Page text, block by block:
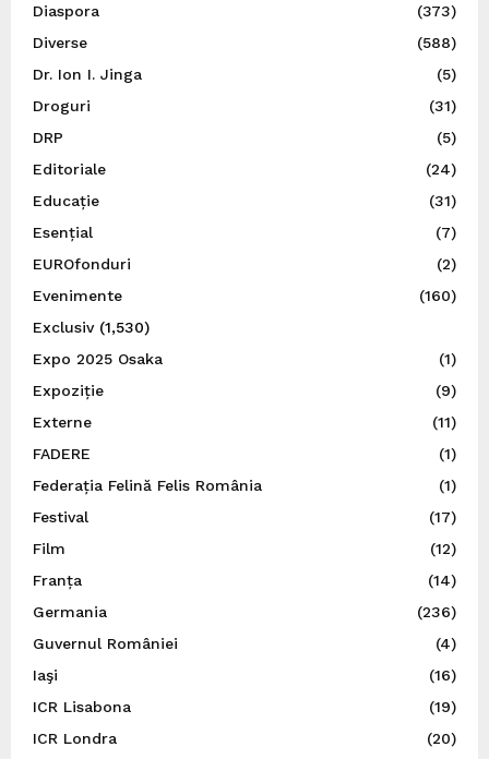
Diaspora
(373)
Diverse
(588)
Dr. Ion I. Jinga
(5)
Droguri
(31)
DRP
(5)
Editoriale
(24)
Educație
(31)
Esențial
(7)
EUROfonduri
(2)
Evenimente
(160)
Exclusiv(1,530)
Expo 2025 Osaka
(1)
Expoziție
(9)
Externe
(11)
FADERE
(1)
Federația Felină Felis România
(1)
Festival
(17)
Film
(12)
Franța
(14)
Germania
(236)
Guvernul României
(4)
Iaşi
(16)
ICR Lisabona
(19)
ICR Londra
(20)